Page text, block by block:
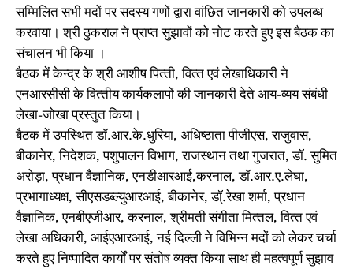
सम्मिलित सभी मदों पर सदस्‍य गणों द्वारा वांछित जानकारी को उपलब्‍ध
करवाया। श्री ठुकराल ने प्राप्‍त सुझावों को नोट करते हुए इस बैठक का
संचालन भी किया ।
बैठक में केन्‍द्र के श्री आशीष पित्‍ती, वित्‍त एवं लेखाधिकारी ने
एनआरसीसी के वित्‍तीय कार्यकलापों की जानकारी देते आय-व्‍यय संबंधी
लेखा-जोखा प्रस्‍तुत किया।
बैठक में उपस्थित डॉ.आर.के.धुरिया, अधिष्‍ठाता पीजीएस, राजुवास,
बीकानेर, निदेशक, पशुपालन विभाग, राजस्‍थान तथा गुजरात, डॉ. सुमित
अरोड़ा, प्रधान वैज्ञानिक, एनडीआरआई,करनाल, डॉ.आर.ए.लेघा,
प्रभागाध्‍यक्ष, सीएसडब्‍ल्‍युआरआई, बीकानेर, डॉ्.रेखा शर्मा, प्रधान
वैज्ञानिक, एनबीएजीआर, करनाल, श्रीमती संगीता मित्‍तल, वित्‍त एवं
लेखा अधिकारी, आईएआरआई, नई दिल्‍ली ने विभिन्‍न मदों को लेकर चर्चा
करते हुए निष्‍पादित कार्यों पर संतोष व्‍यक्‍त किया साथ ही महत्‍वपूर्ण सुझाव